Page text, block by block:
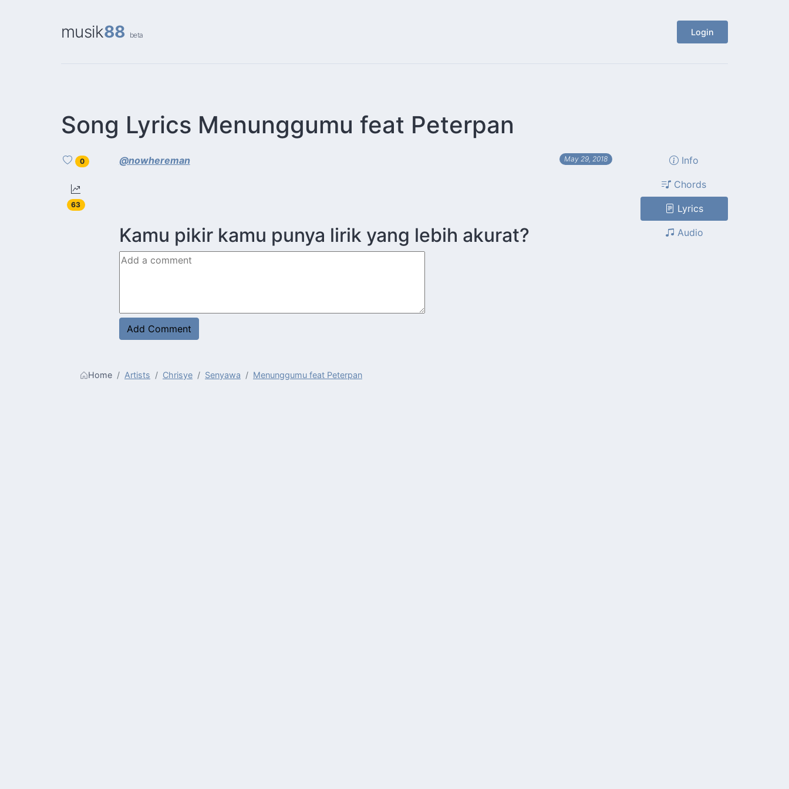
musik88 beta Login
Song Lyrics Menunggumu feat Peterpan
0
63
@nowhereman May 29, 2018
Kamu pikir kamu punya lirik yang lebih akurat?
Info
Chords
Lyrics
Audio
Home Artists Chrisye Senyawa Menunggumu feat Peterpan